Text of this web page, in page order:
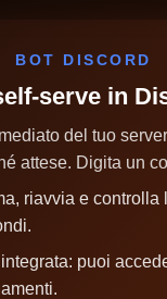
BOT DISCORD
serve in
del tuo
attese. Digita un
riavvia e controlla
puoi